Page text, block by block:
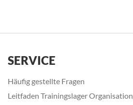
SERVICE
Häufig gestellte Fragen
Leitfaden Trainingslager Organisation